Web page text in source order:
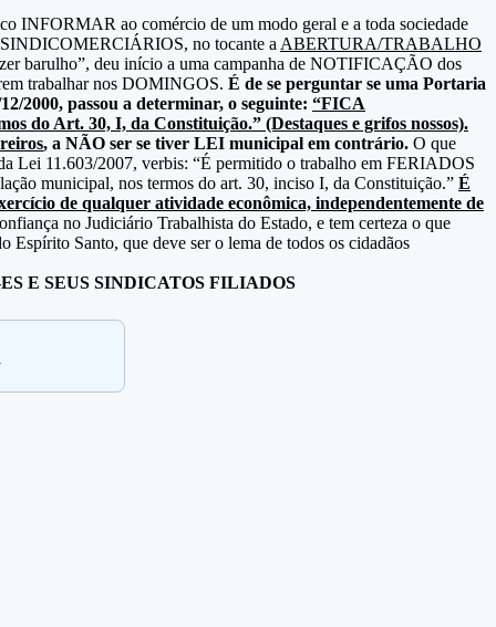
INFORMAR ao comércio de um modo geral e a toda sociedade
no tocante a ABERTURA/TRABALHO
barulho”, deu início a uma campanha de NOTIFICAÇÃO dos
trabalhar nos DOMINGOS. É de se perguntar se uma Portaria
2000, passou a determinar, o seguinte: “FICA
do Art. 30, I, da Constituição.” (Destaques e grifos nossos).
, a NÃO ser se tiver LEI municipal em contrário. O que
Lei 11.603/2007, verbis: “É permitido o trabalho em FERIADOS
municipal, nos termos do art. 30, inciso I, da Constituição.” É
de qualquer atividade econômica, independentemente de
no Judiciário Trabalhista do Estado, e tem certeza o que
Santo, que deve ser o lema de todos os cidadãos
E SEUS SINDICATOS FILIADOS